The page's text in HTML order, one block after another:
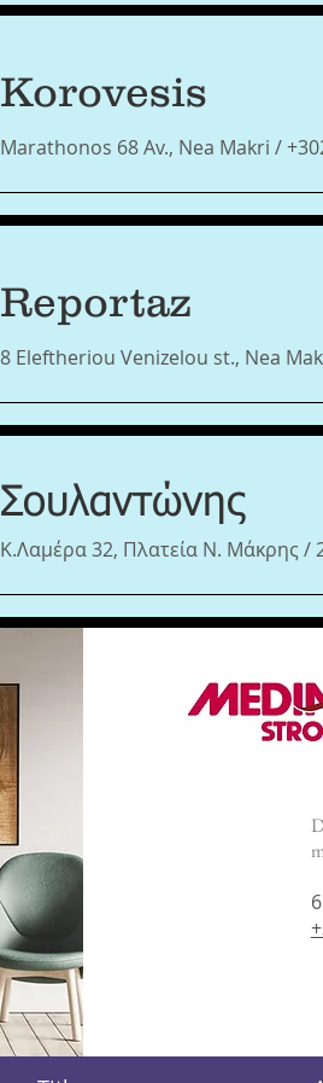
Korovesis
Marathonos 68 Av., Nea Makri /
Reportaz
8 Eleftheriou Venizelou st., Nea
Σουλαντώνης
Κ.Λαμέρα 32, Πλατεία Ν. Μάκρης /